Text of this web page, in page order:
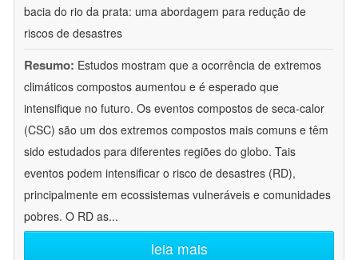
bacia do rio da prata: uma abordagem para redução de
riscos de desastres
Resumo: Estudos mostram que a ocorrência de extremos
climáticos compostos aumentou e é esperado que
intensifique no futuro. Os eventos compostos de seca-calor
(CSC) são um dos extremos compostos mais comuns e têm
sido estudados para diferentes regiões do globo. Tais
eventos podem intensificar o risco de desastres (RD),
principalmente em ecossistemas vulneráveis e comunidades
pobres. O RD as...
leia mais